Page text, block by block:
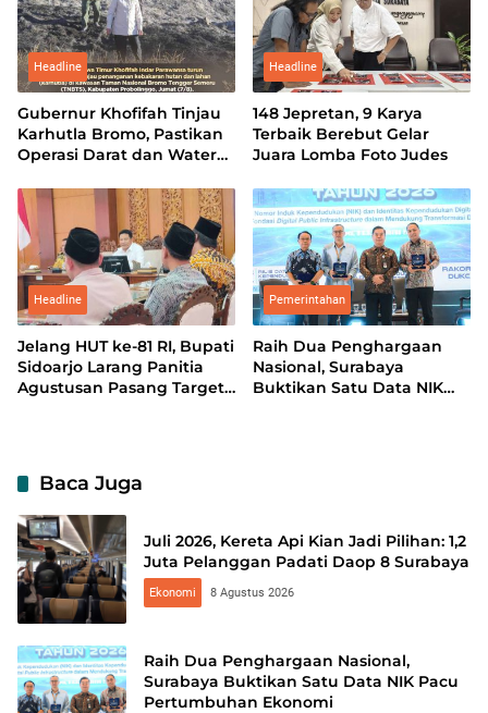
Headline
Gubernur Khofifah Tinjau
Karhutla Bromo, Pastikan
Operasi Darat dan Water
Headline
148 Jepretan, 9 Karya
Terbaik Berebut Gelar
Juara Lomba Foto Judes
Headline
Jelang HUT ke-81 RI, Bupati
Sidoarjo Larang Panitia
Agustusan Pasang Target
Pemerintahan
Raih Dua Penghargaan
Nasional, Surabaya
Buktikan Satu Data NIK
Baca Juga
Juli 2026, Kereta Api Kian Jadi Pilihan: 1,2
Juta Pelanggan Padati Daop 8 Surabaya
Ekonomi 8 Agustus 2026
Raih Dua Penghargaan Nasional,
Surabaya Buktikan Satu Data NIK Pacu
Pertumbuhan Ekonomi